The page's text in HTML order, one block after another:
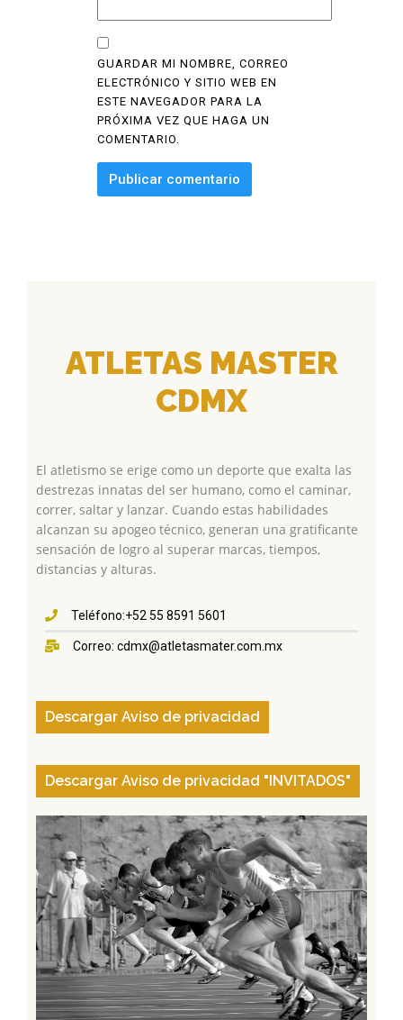
GUARDAR MI NOMBRE, CORREO
ELECTRÓNICO Y SITIO WEB EN
ESTE NAVEGADOR PARA LA
PRÓXIMA VEZ QUE HAGA UN
COMENTARIO.
ATLETAS MASTER
CDMX
El atletismo se erige como un deporte que exalta las
destrezas innatas del ser humano, como el caminar,
correr, saltar y lanzar. Cuando estas habilidades
alcanzan su apogeo técnico, generan una gratificante
sensación de logro al superar marcas, tiempos,
distancias y alturas.
Teléfono:+52 55 8591 5601
Correo: cdmx@atletasmater.com.mx
Descargar Aviso de privacidad
Descargar Aviso de privacidad "INVITADOS"